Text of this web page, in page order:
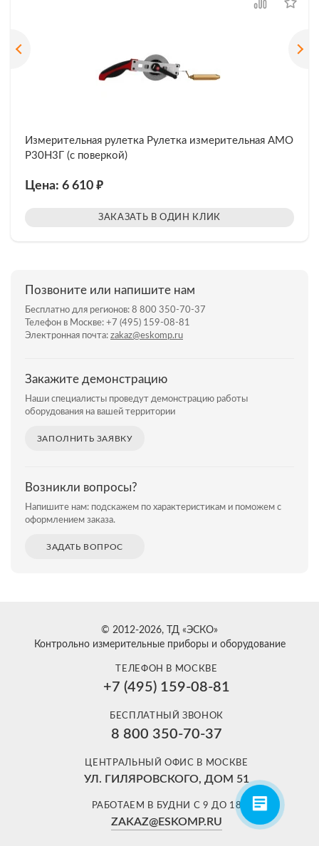
Здравствуйте! Готов помочь
вам. Напишите мне, если у
Измерительная рулетка Рулетка измерительная AMO
Р30Н3Г (с поверкой)
Цена: 6 610 ₽
ЗАКАЗАТЬ В ОДИН КЛИК
Позвоните или напишите нам
Бесплатно для регионов: 8 800 350-70-37
Телефон в Москве: +7 (495) 159-08-81
Электронная почта: zakaz@eskomp.ru
Закажите демонстрацию
Наши специалисты проведут демонстрацию работы
оборудования на вашей территории
ЗАПОЛНИТЬ ЗАЯВКУ
Возникли вопросы?
Напишите нам: подскажем по характеристикам и поможем с
оформлением заказа.
ЗАДАТЬ ВОПРОС
© 2012-2026, ТД «ЭСКО»
Контрольно измерительные приборы и оборудование
ТЕЛЕФОН В МОСКВЕ
+7 (495) 159-08-81
БЕСПЛАТНЫЙ ЗВОНОК
8 800 350-70-37
ЦЕНТРАЛЬНЫЙ ОФИС В МОСКВЕ
УЛ. ГИЛЯРОВСКОГО, ДОМ 51
РАБОТАЕМ В БУДНИ С 9 ДО 18
ZAKAZ@ESKOMP.RU